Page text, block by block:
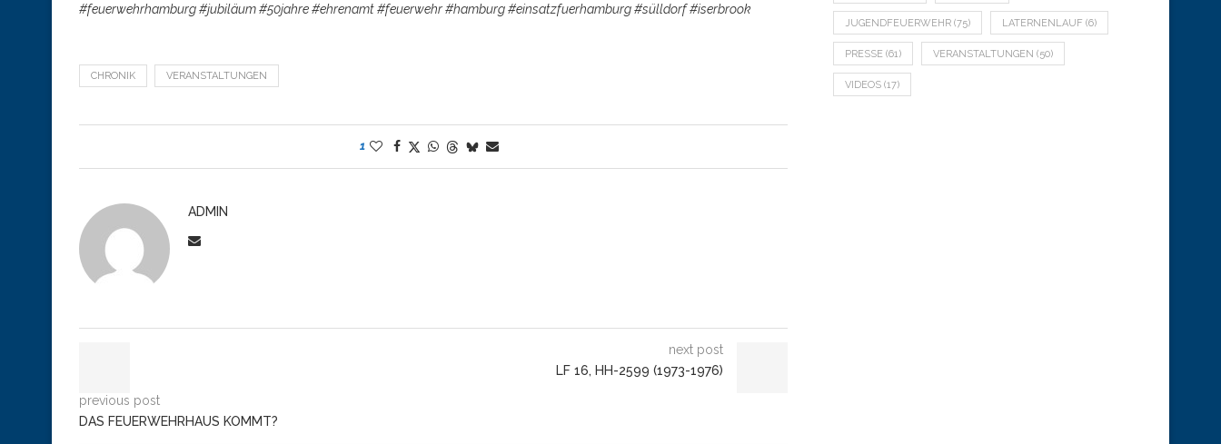
#feuerwehrhamburg #jubiläum #50jahre #ehrenamt #feuerwehr #hamburg #einsatzfuerhamburg #sülldorf #iserbrook
CHRONIK VERANSTALTUNGEN
1
ADMIN
previous post
DAS FEUERWEHRHAUS KOMMT?
next post
LF 16, HH-2599 (1973-1976)
JUGENDFEUERWEHR (75) LATERNENLAUF (6)
PRESSE (61) VERANSTALTUNGEN (50)
VIDEOS (17)